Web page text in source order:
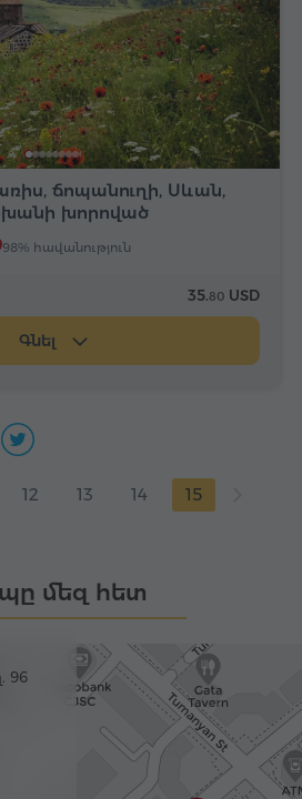
ճոպանուղի, Սևան,
խորոված
98% հավանություն
35.80 USD
Գնել
12 13 14 15
մեզ հետ
96